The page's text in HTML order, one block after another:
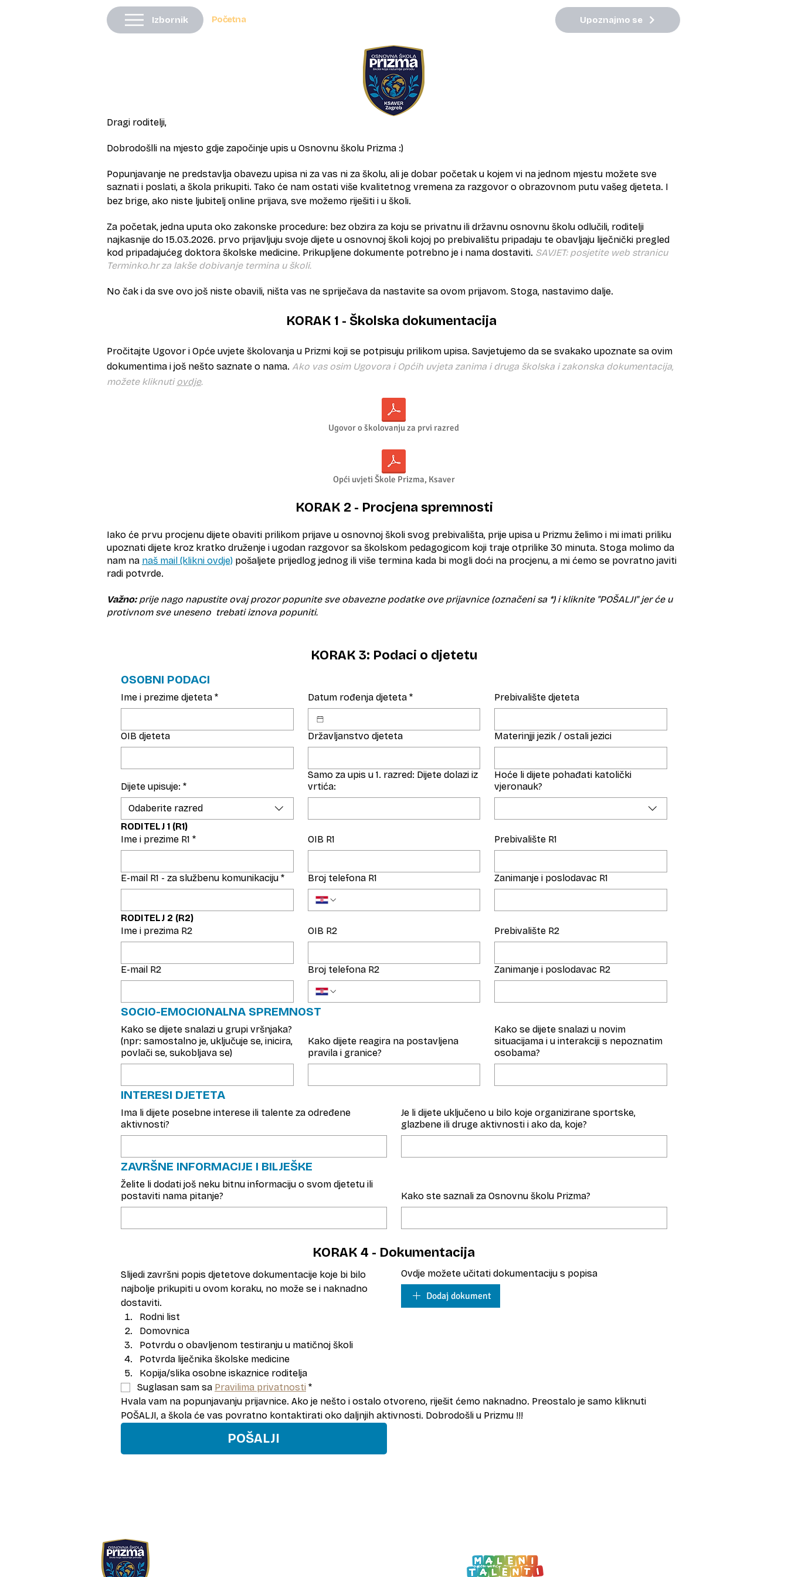
Izbornik Početna Upoznajmo se
Dragi roditelji,
Dobrodošlli na mjesto gdje započinje upis u Osnovnu školu Prizma :)
Popunjavanje ne predstavlja obavezu upisa ni za vas ni za školu, ali je dobar početak u kojem vi na jednom mjestu možete sve
saznati i poslati, a škola prikupiti. Tako će nam ostati više kvalitetnog vremena za razgovor o obrazovnom putu vašeg djeteta. I
bez brige, ako niste ljubitelj online prijava, sve možemo riješiti i u školi.
​Za početak, jedna uputa oko zakonske procedure: bez obzira za koju se privatnu ili državnu osnovnu školu odlučili, roditelji
najkasnije do 15.03.2026. prvo prijavljuju svoje dijete u osnovnoj školi kojoj po prebivalištu pripadaju te obavljaju liječnički pregled
kod pripadajućeg doktora školske medicine. Prikupljene dokumente potrebno je i nama dostaviti. SAVJET: posjetite web stranicu
Terminko.hr za lakše dobivanje termina u školi.
No čak i da sve ovo još niste obavili, ništa vas ne spriječava da nastavite sa ovom prijavom. Stoga, nastavimo dalje.
KORAK 1 - Školska dokumentacija
Pročitajte Ugovor i Opće uvjete školovanja u Prizmi koji se potpisuju prilikom upisa. Savjetujemo da se svakako upoznate sa ovim
dokumentima i još nešto saznate o nama. Ako vas osim Ugovora i Općih uvjeta zanima i druga školska i zakonska dokumentacija,
možete kliknutiovdje.
Ugovor o školovanju za prvi razred
Opći uvjeti Škole Prizma, Ksaver
KORAK 2 - Procjena spremnosti
Iako će prvu procjenu dijete obaviti prilikom prijave u osnovnoj školi svog prebivališta, prije upisa u Prizmu želimo i mi imati priliku
upoznati dijete kroz kratko druženje i ugodan razgovor sa školskom pedagogicom koji traje otprilike 30 minuta. Stoga molimo da
nam na naš mail (klikni ovdje) pošaljete prijedlog jednog ili više termina kada bi mogli doći na procjenu, a mi ćemo se povratno javiti
radi potvrde.
Važno:prije nago napustite ovaj prozor popunite sve obavezne podatke ove prijavnice (označeni sa *) i kliknite "POŠALJI" jer će u
protivnom sve uneseno trebati iznova popuniti.
KORAK 3: Podaci o djetetu
OSOBNI PODACI
Ime i prezime djeteta * Datum rođenja djeteta * Prebivalište djeteta
OIB djeteta Državljanstvo djeteta Materinjji jezik / ostali jezici
Dijete upisuje: *
Odaberite razred
Samo za upis u 1. razred: Dijete dolazi iz
vrtića:
Hoće li dijete pohađati katolički
vjeronauk?
RODITELJ 1 (R1)
Ime i prezime R1 * OIB R1 Prebivalište R1
E-mail R1 - za službenu komunikaciju * Broj telefona R1 Zanimanje i poslodavac R1
RODITELJ 2 (R2)
Ime i prezima R2
OIB R2 Prebivalište R2
E-mail R2 Broj telefona R2 Zanimanje i poslodavac R2
SOCIO-EMOCIONALNA SPREMNOST
Kako se dijete snalazi u grupi vršnjaka?
(npr: samostalno je, uključuje se, inicira,
povlači se, sukobljava se)
Kako dijete reagira na postavljena
pravila i granice?
Kako se dijete snalazi u novim
situacijama i u interakciji s nepoznatim
osobama?
INTERESI DJETETA
Ima li dijete posebne interese ili talente za određene
aktivnosti?
Je li dijete uključeno u bilo koje organizirane sportske,
glazbene ili druge aktivnosti i ako da, koje?
ZAVRŠNE INFORMACIJE I BILJEŠKE
Želite li dodati još neku bitnu informaciju o svom djetetu ili
postaviti nama pitanje?
Kako ste saznali za Osnovnu školu Prizma?
KORAK 4 - Dokumentacija
Slijedi završni popis djetetove dokumentacije koje bi bilo
najbolje prikupiti u ovom koraku, no može se i naknadno
dostaviti.
Rodni list
Domovnica
Potvrdu o obavljenom testiranju u matičnoj školi
Potvrda liječnika školske medicine
Kopija/slika osobne iskaznice roditelja
Ovdje možete učitati dokumentaciju s popisa
Dodaj dokument
Suglasan sam sa Pravilima privatnosti *
Hvala vam na popunjavanju prijavnice. Ako je nešto i ostalo otvoreno, riješit ćemo naknadno. Preostalo je samo kliknuti
POŠALJI, a škola će vas povratno kontaktirati oko daljnjih aktivnosti. Dobrodošli u Prizmu !!!
POŠALJI